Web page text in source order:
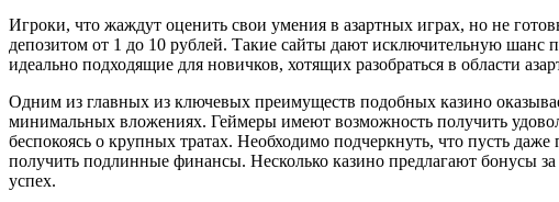
Игроки, что жаждут оценить свои умения в азартных играх, но не
депозитом от 1 до 10 рублей. Такие сайты дают исключительную шанс
идеально подходящие для новичков, хотящих разобраться в области
Одним из главных из ключевых преимуществ подобных казино
минимальных вложениях. Геймеры имеют возможность получить
беспокоясь о крупных тратах. Необходимо подчеркнуть, что пусть
получить подлинные финансы. Несколько казино предлагают бонусы
успех.